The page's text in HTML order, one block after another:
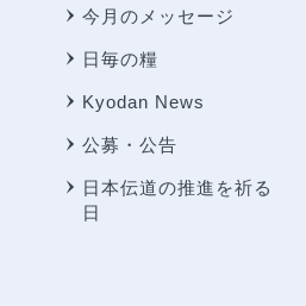
今月のメッセージ
日毎の糧
Kyodan News
公募・公告
日本伝道の推進を祈る
日